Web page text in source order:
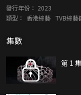
花絮片段。
發行年份： 2023
類型：
香港綜藝 TVB綜藝
集數
第 1 集